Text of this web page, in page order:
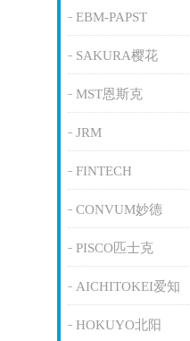
EBM-PAPST
SAKURA樱花
MST恩斯克
JRM
FINTECH
CONVUM妙德
PISCO匹士克
AICHITOKEI爱知
HOKUYO北阳